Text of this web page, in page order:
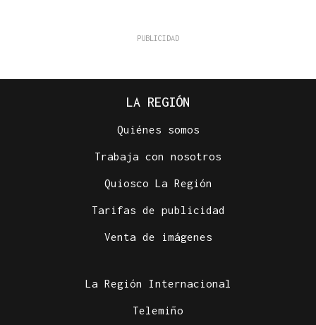
LA REGIÓN
Quiénes somos
Trabaja con nosotros
Quiosco La Región
Tarifas de publicidad
Venta de imágenes
La Región Internacional
Telemiño